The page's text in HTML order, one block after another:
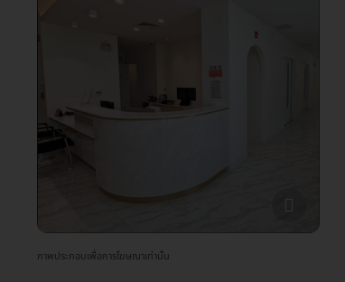
ภาพประกอบเพื่อการโฆษณาเท่านั้น